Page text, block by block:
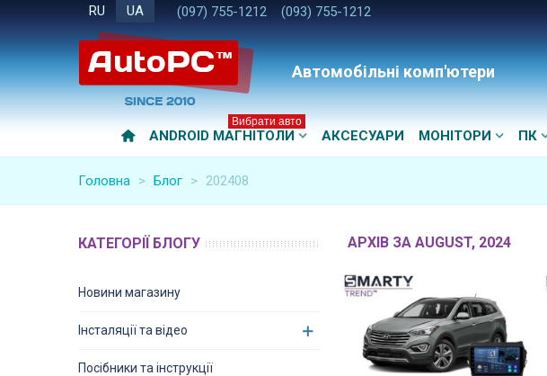
RU UA (097) 755-1212 (093) 755-1212
Автомобільні комп'ютери
ANDROID МАГНІТОЛИ
Вибрати авто
АКСЕСУАРИ МОНІТОРИ ПК
Головна > Блог > 202408
КАТЕГОРІЇ БЛОГУ
Новини магазину
Інсталяції та відео
Посібники та інструкції
АРХІВ ЗА AUGUST, 2024